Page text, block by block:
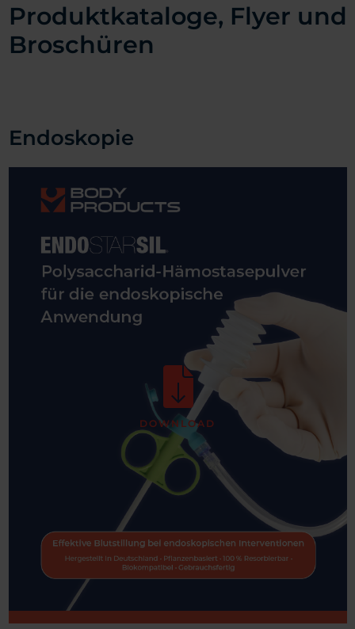
Produktkataloge, Flyer und
Broschüren
Endoskopie
DOWNLOAD